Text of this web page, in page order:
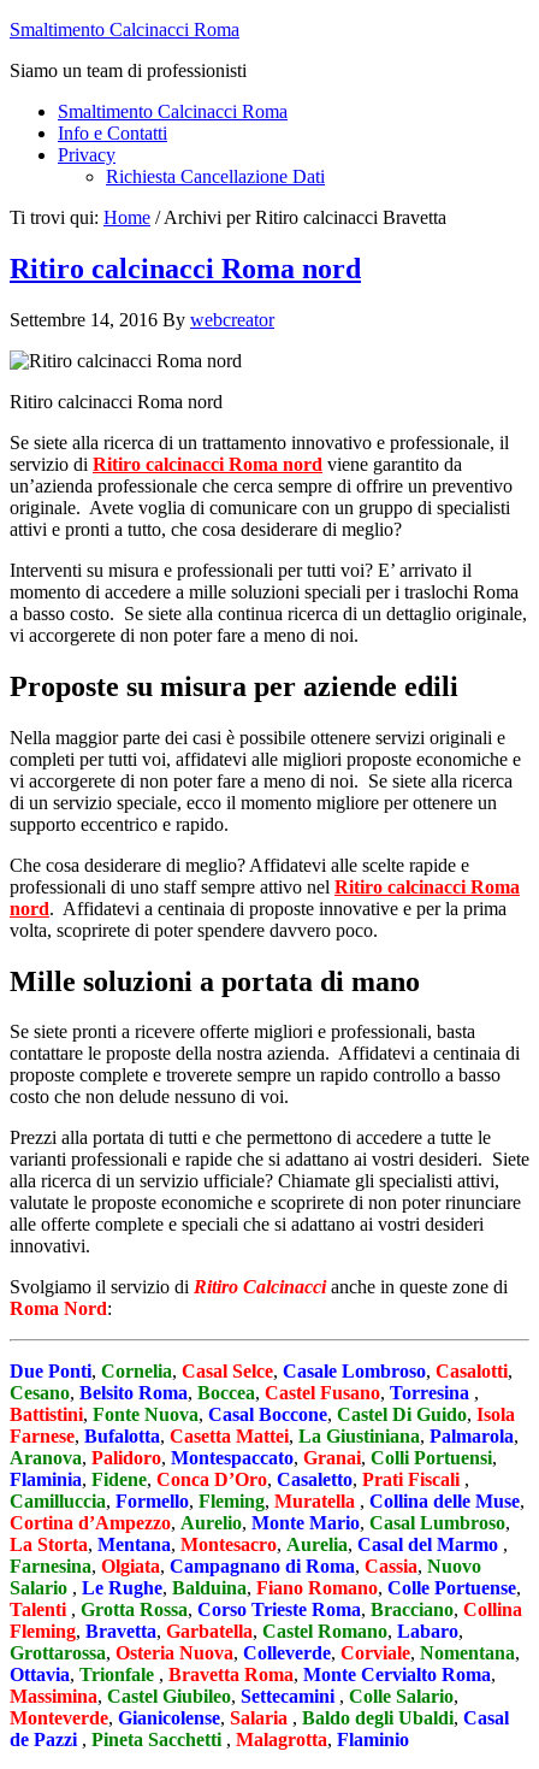
Smaltimento Calcinacci Roma
Siamo un team di professionisti
Smaltimento Calcinacci Roma
Info e Contatti
Privacy
Richiesta Cancellazione Dati
Ti trovi qui: Home /Archivi per Ritiro calcinacci Bravetta
Ritiro calcinacci Roma nord
Settembre 14, 2016 By webcreator
Ritiro calcinacci Roma nord
Se siete alla ricerca di un trattamento innovativo e professionale, il
servizio di Ritiro calcinacci Roma nord viene garantito da
un’azienda professionale che cerca sempre di offrire un preventivo
originale. Avete voglia di comunicare con un gruppo di specialisti
attivi e pronti a tutto, che cosa desiderare di meglio?
Interventi su misura e professionali per tutti voi? E’ arrivato il
momento di accedere a mille soluzioni speciali per i traslochi Roma
a basso costo. Se siete alla continua ricerca di un dettaglio originale,
vi accorgerete di non poter fare a meno di noi.
Proposte su misura per aziende edili
Nella maggior parte dei casi è possibile ottenere servizi originali e
completi per tutti voi, affidatevi alle migliori proposte economiche e
vi accorgerete di non poter fare a meno di noi. Se siete alla ricerca
di un servizio speciale, ecco il momento migliore per ottenere un
supporto eccentrico e rapido.
Che cosa desiderare di meglio? Affidatevi alle scelte rapide e
professionali di uno staff sempre attivo nel Ritiro calcinacci Roma
nord. Affidatevi a centinaia di proposte innovative e per la prima
volta, scoprirete di poter spendere davvero poco.
Mille soluzioni a portata di mano
Se siete pronti a ricevere offerte migliori e professionali, basta
contattare le proposte della nostra azienda. Affidatevi a centinaia di
proposte complete e troverete sempre un rapido controllo a basso
costo che non delude nessuno di voi.
Prezzi alla portata di tutti e che permettono di accedere a tutte le
varianti professionali e rapide che si adattano ai vostri desideri. Siete
alla ricerca di un servizio ufficiale? Chiamate gli specialisti attivi,
valutate le proposte economiche e scoprirete di non poter rinunciare
alle offerte complete e speciali che si adattano ai vostri desideri
innovativi.
Svolgiamo il servizio di Ritiro Calcinaccianche in queste zone di
Roma Nord:
Due Ponti, Cornelia, Casal Selce, Casale Lombroso, Casalotti,
Cesano, Belsito Roma, Boccea, Castel Fusano, Torresina ,
Battistini, Fonte Nuova, Casal Boccone, Castel Di Guido, Isola
Farnese, Bufalotta, Casetta Mattei, La Giustiniana, Palmarola,
Aranova, Palidoro, Montespaccato, Granai, Colli Portuensi,
Flaminia, Fidene, Conca D’Oro, Casaletto, Prati Fiscali ,
Camilluccia, Formello, Fleming, Muratella , Collina delle Muse,
Cortina d’Ampezzo, Aurelio, Monte Mario, Casal Lumbroso,
La Storta, Mentana, Montesacro, Aurelia, Casal del Marmo ,
Farnesina, Olgiata, Campagnano di Roma, Cassia, Nuovo
Salario , Le Rughe, Balduina, Fiano Romano, Colle Portuense,
Talenti , Grotta Rossa, Corso Trieste Roma, Bracciano, Collina
Fleming, Bravetta, Garbatella, Castel Romano, Labaro,
Grottarossa, Osteria Nuova, Colleverde, Corviale, Nomentana,
Ottavia, Trionfale , Bravetta Roma, Monte Cervialto Roma,
Massimina, Castel Giubileo, Settecamini , Colle Salario,
Monteverde, Gianicolense, Salaria , Baldo degli Ubaldi, Casal
de Pazzi , Pineta Sacchetti , Malagrotta, Flaminio